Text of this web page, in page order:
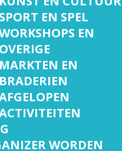
SPORT EN SPEL
EN
OVERIGE
MARKTEN EN
BRADERIEN
WORDEN